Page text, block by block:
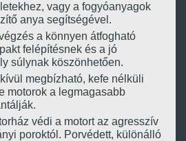
vagy a fogyóanyagok
anya segítségével.
a könnyen átfogható
felépítésnek és a jó
súlynak köszönhetően.
megbízható, kefe nélküli
motorok a legmagasabb
védi a motort az agresszív
poroktól. Porvédett, különálló